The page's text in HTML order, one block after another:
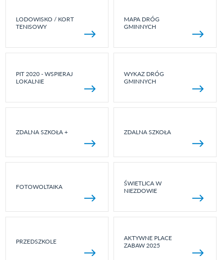
LODOWISKO / KORT
TENISOWY
MAPA DRÓG
GMINNYCH
PIT 2020 - WSPIERAJ
LOKALNIE
WYKAZ DRÓG
GMINNYCH
ZDALNA SZKOŁA + ZDALNA SZKOŁA
FOTOWOLTAIKA
ŚWIETLICA W
NIEZDOWIE
PRZEDSZKOLE
AKTYWNE PLACE
ZABAW 2025